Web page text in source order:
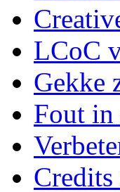
LCoC
Gekke
Fout in